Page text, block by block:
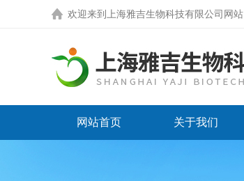
欢迎来到 上海雅吉生物科技有限公司网站
网站首页 关于我们